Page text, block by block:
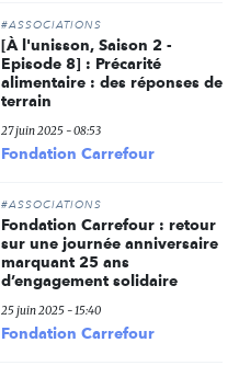
#ASSOCIATIONS
[À l'unisson, Saison 2 -
Episode 8] : Précarité
alimentaire : des réponses de
terrain
27 juin 2025 - 08:53
Fondation Carrefour
#ASSOCIATIONS
Fondation Carrefour : retour
sur une journée anniversaire
marquant 25 ans
d’engagement solidaire
25 juin 2025 - 15:40
Fondation Carrefour